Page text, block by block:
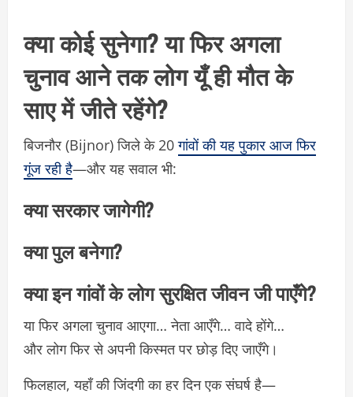
क्या कोई सुनेगा? या फिर अगला
चुनाव आने तक लोग यूँ ही मौत के
साए में जीते रहेंगे?
बिजनौर (Bijnor) जिले के 20गांवों की यह पुकार आज फिर
गूंज रही है—और यह सवाल भी:
क्या सरकार जागेगी?
क्या पुल बनेगा?
क्या इन गांवों के लोग सुरक्षित जीवन जी पाएँगे?
या फिर अगला चुनाव आएगा… नेता आएँगे… वादे होंगे…
और लोग फिर से अपनी किस्मत पर छोड़ दिए जाएँगे।
फिलहाल, यहाँ की जिंदगी का हर दिन एक संघर्ष है—